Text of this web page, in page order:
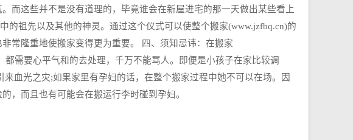
而这些并不是没有道理的，毕竟谁会在新屋进宅的那一天做出某些看上
的祖先以及其他的神灵。通过这个仪式可以使整个搬家(www.jzfbq.cn)的
常隆重地使搬家变得更为重要。 四、须知忌讳：在搬家
需要心平气和的去处理，千万不能骂人。即便是小孩子在家比较调
血光之灾;如果家里有孕妇的话，在整个搬家过程中她不可以在场。因
，而且也有可能会在搬运行李时碰到孕妇。